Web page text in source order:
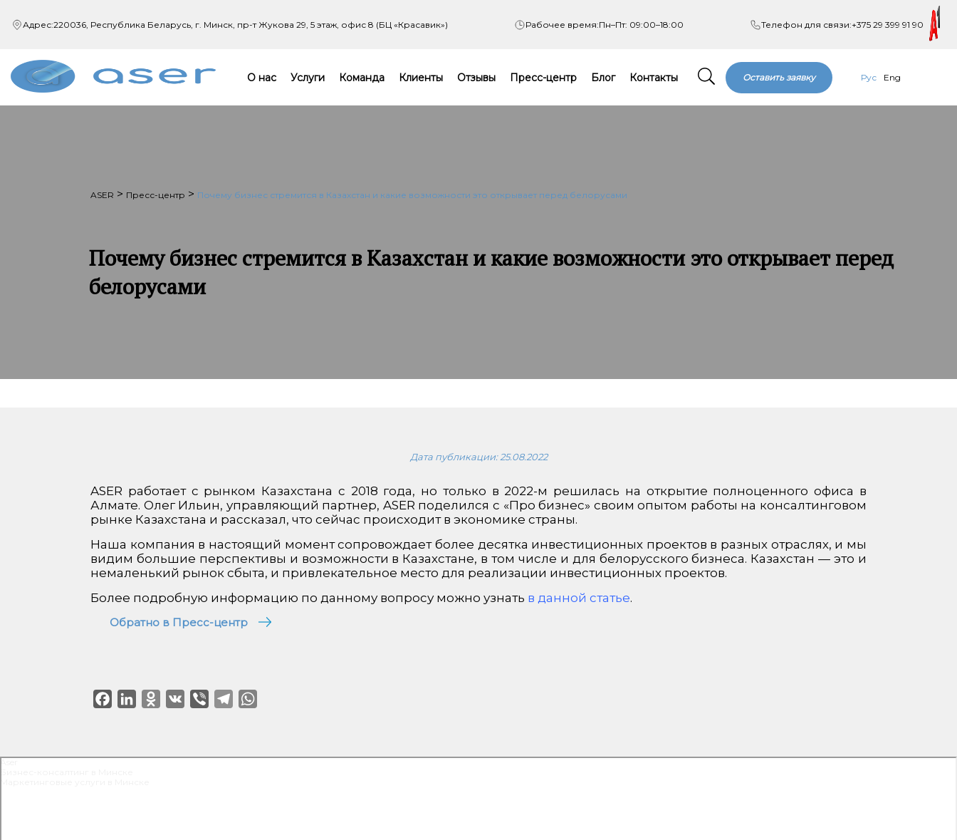
Адрес:220036, Республика Беларусь, г. Минск, пр-т Жукова 29, 5 этаж, офис 8 (БЦ «Красавик») Рабочее время:Пн–Пт: 09:00–18:00 Телефон для связи:+375 29 399 91 90
О нас Услуги Команда Клиенты Отзывы Пресс-центр Блог Контакты Оставить заявку Рус Eng
ASER > Пресс-центр > Почему бизнес стремится в Казахстан и какие возможности это открывает перед белорусами
Почему бизнес стремится в Казахстан и какие возможности это открывает перед
белорусами
Дата публикации:25.08.2022
ASER работает с рынком Казахстана с 2018 года, но только в 2022-м решилась на открытие полноценного офиса в
Алмате. Олег Ильин, управляющий партнер, ASER поделился с «Про бизнес» своим опытом работы на консалтинговом
рынке Казахстана и рассказал, что сейчас происходит в экономике страны.
Наша компания в настоящий момент сопровождает более десятка инвестиционных проектов в разных отраслях, и мы
видим большие перспективы и возможности в Казахстане, в том числе и для белорусского бизнеса. Казахстан — это и
немаленький рынок сбыта, и привлекательное место для реализации инвестиционных проектов.
Более подробную информацию по данному вопросу можно узнать в данной статье.
Обратно в Пресс-центр
FacebookLinkedInOdnoklassniki
VK Viber Telegram